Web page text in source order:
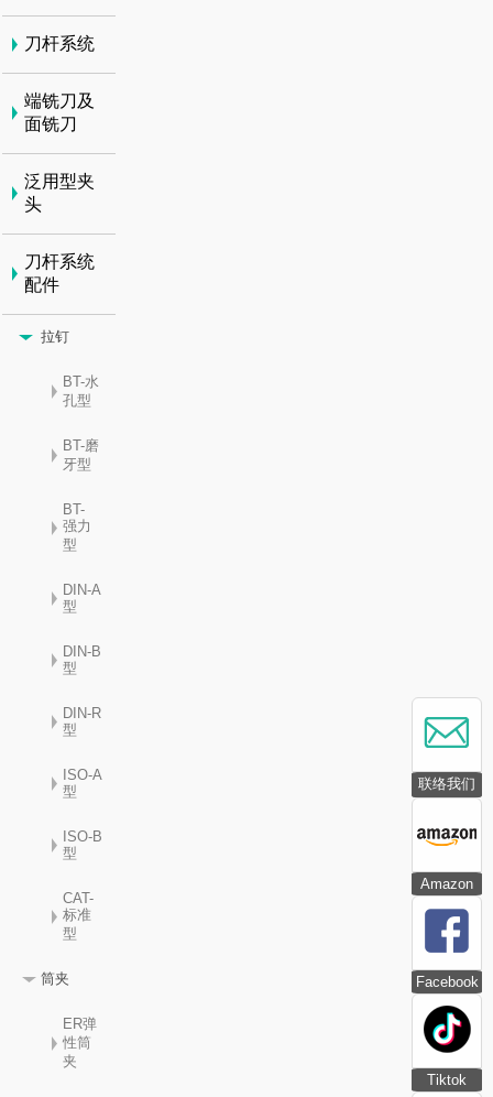
联络我们
Amazon
Facebook
Tiktok
刀杆系统
端铣刀及
面铣刀
泛用型夹
头
刀杆系统
配件
拉钉
BT-水
孔型
BT-磨
牙型
BT-
强力
型
DIN-A
型
DIN-B
型
DIN-R
型
ISO-A
型
ISO-B
型
CAT-
标准
型
筒夹
ER弹
性筒
夹